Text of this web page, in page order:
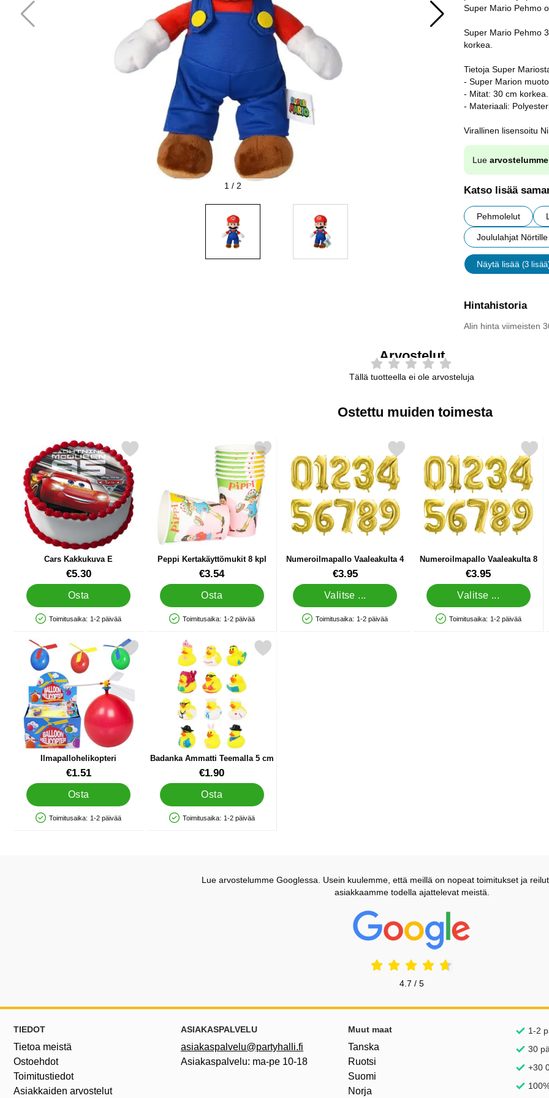
1 / 2
Super Mario Pehmo
Super Mario Pehmo
korkea.
Tietoja Super
- Super Marion
- Mitat: 30 cm korkea.
- Materiaali:
Virallinen lisensoitu
Lue arvostelumme
Katso lisää
Pehmolelut
Joululahjat Nörtille
Näytä lisää (3
Hintahistoria
Alin hinta viimeisten
Arvostelut
Tällä tuotteella ei ole arvosteluja
Ostettu muiden toimesta
Cars Kakkukuva E
Tuote.nro 13053€5.30
Osta
Saatavuus: Varastossa
Toimitusaika: 1-2 päivää
Merkitse cars Kakkukuva E suosikiksi
Peppi Kertakäyttömukit 8 kpl
Tuote.nro 45252€3.54
Osta
Saatavuus: Varastossa
Toimitusaika: 1-2 päivää
Merkitse peppi Kertakäyttömukit 8 kpl suosikiksi
Numeroilmapallo Vaaleakulta 4
Tuote.nro 86699€3.95
Valitse ...
Saatavuus: Varastossa
Toimitusaika: 1-2 päivää
Merkitse numeroilmapallo Vaaleakulta 4 suosikiksi
Numeroilmapallo Vaaleakulta 8
Tuote.nro 86703€3.95
Valitse ...
Saatavuus: Varastossa
Toimitusaika: 1-2 päivää
Merkitse numeroilmapallo
Ilmapallohelikopteri
Tuote.nro 13284€1.51
Osta
Saatavuus: Varastossa
Toimitusaika: 1-2 päivää
Merkitse ilmapallohelikopteri suosikiksi
Badanka Ammatti Teemalla 5 cm
Tuote.nro 91597€1.90
Osta
Saatavuus: Varastossa
Toimitusaika: 1-2 päivää
Merkitse badanka Ammatti Teemalla 5 cm suosikiksi
Lue arvostelumme Googlessa. Usein kuulemme, että meillä on nopeat toimitukset ja
asiakkaamme todella ajattelevat meistä.
Prisjakt Arvostelu: 4.7 Tähdet
4.7 / 5
Alatunnisteen sisältö Sekalaista tietoa ja linkkejä
TIEDOT
Tietoa meistä
Ostoehdot
Toimitustiedot
Asiakkaiden arvostelut
ASIAKASPALVELU
asiakaspalvelu@partyhalli.fi
Asiakaspalvelu: ma-pe 10-18
Muut maat
Tanska
Ruotsi
Suomi
Norja
1-2
30
+30